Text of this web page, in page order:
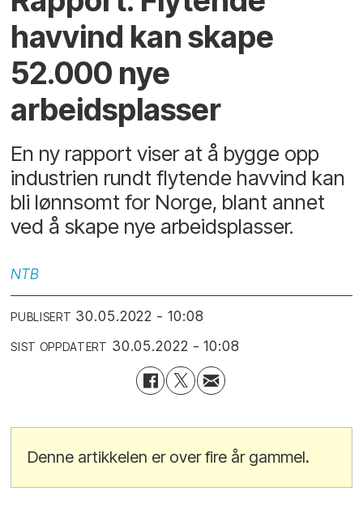
havvind kan skape
52.000 nye
arbeidsplasser
En ny rapport viser at å bygge opp
industrien rundt flytende havvind kan
bli lønnsomt for Norge, blant annet
ved å skape nye arbeidsplasser.
NTB
PUBLISERT 30.05.2022 - 10:08
SIST OPPDATERT 30.05.2022 - 10:08
Denne artikkelen er over fire år gammel.